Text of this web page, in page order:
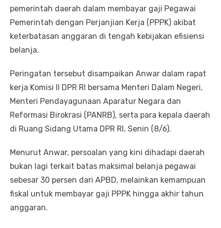
pemerintah daerah dalam membayar gaji Pegawai
Pemerintah dengan Perjanjian Kerja (PPPK) akibat
keterbatasan anggaran di tengah kebijakan efisiensi
belanja.
Peringatan tersebut disampaikan Anwar dalam rapat
kerja Komisi II DPR RI bersama Menteri Dalam Negeri,
Menteri Pendayagunaan Aparatur Negara dan
Reformasi Birokrasi (PANRB), serta para kepala daerah
di Ruang Sidang Utama DPR RI, Senin (8/6).
Menurut Anwar, persoalan yang kini dihadapi daerah
bukan lagi terkait batas maksimal belanja pegawai
sebesar 30 persen dari APBD, melainkan kemampuan
fiskal untuk membayar gaji PPPK hingga akhir tahun
anggaran.